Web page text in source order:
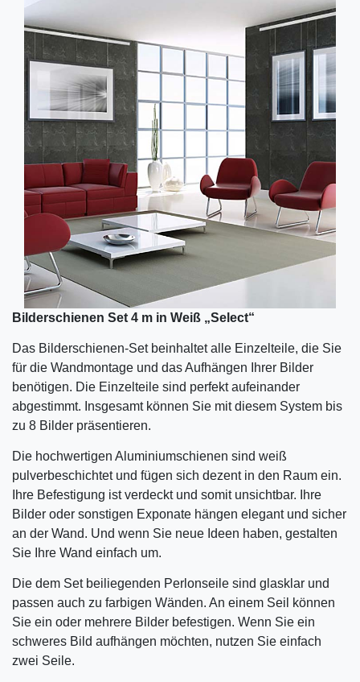
Bilderschienen Set 4 m in Weiß „Select“
Das Bilderschienen-Set beinhaltet alle Einzelteile, die Sie
für die Wandmontage und das Aufhängen Ihrer Bilder
benötigen. Die Einzelteile sind perfekt aufeinander
abgestimmt. Insgesamt können Sie mit diesem System bis
zu 8 Bilder präsentieren.
Die hochwertigen Aluminiumschienen sind weiß
pulverbeschichtet und fügen sich dezent in den Raum ein.
Ihre Befestigung ist verdeckt und somit unsichtbar. Ihre
Bilder oder sonstigen Exponate hängen elegant und sicher
an der Wand. Und wenn Sie neue Ideen haben, gestalten
Sie Ihre Wand einfach um.
Die dem Set beiliegenden Perlonseile sind glasklar und
passen auch zu farbigen Wänden. An einem Seil können
Sie ein oder mehrere Bilder befestigen. Wenn Sie ein
schweres Bild aufhängen möchten, nutzen Sie einfach
zwei Seile.